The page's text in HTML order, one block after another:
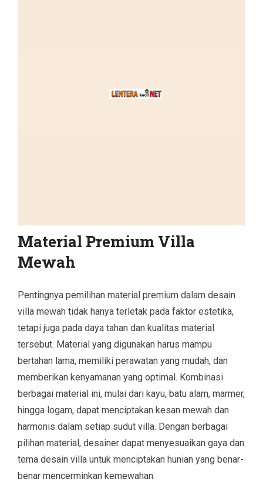
Material Premium Villa
Mewah
Pentingnya pemilihan material premium dalam desain
villa mewah tidak hanya terletak pada faktor estetika,
tetapi juga pada daya tahan dan kualitas material
tersebut. Material yang digunakan harus mampu
bertahan lama, memiliki perawatan yang mudah, dan
memberikan kenyamanan yang optimal. Kombinasi
berbagai material ini, mulai dari kayu, batu alam, marmer,
hingga logam, dapat menciptakan kesan mewah dan
harmonis dalam setiap sudut villa. Dengan berbagai
pilihan material, desainer dapat menyesuaikan gaya dan
tema desain villa untuk menciptakan hunian yang benar-
benar mencerminkan kemewahan.